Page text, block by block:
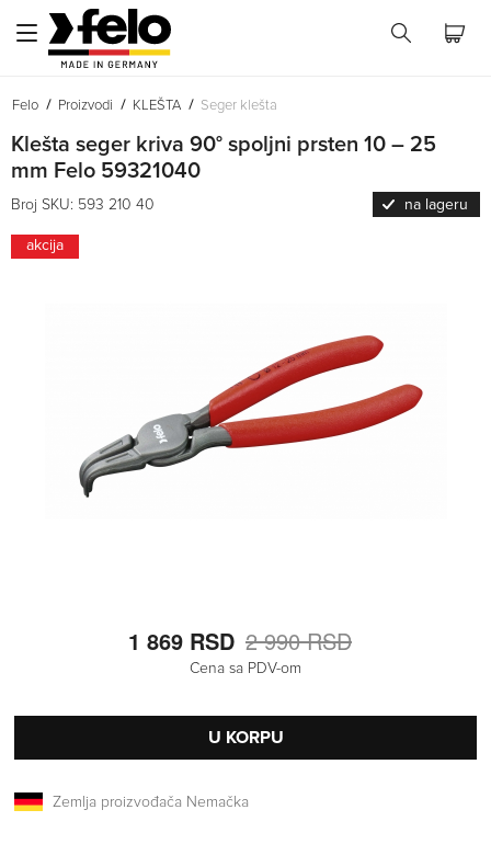
Felo Proizvodi KLEŠTA Seger klešta
Klešta seger kriva 90° spoljni prsten 10 – 25
mm Felo 59321040
Broj SKU: 593 210 40 na lageru
akcija
1 869 RSD 2 990 RSD
Cena sa PDV-om
U KORPU
Zemlja proizvođača Nemačka